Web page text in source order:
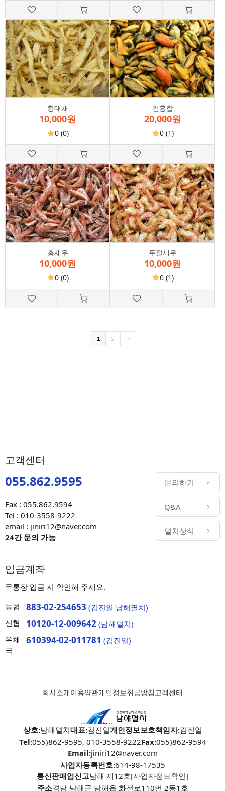
황태채
10,000원
0 (0)
건홍합
20,000원
0 (1)
홍새우
10,000원
0 (0)
두절새우
10,000원
0 (1)
1 2 >>
고객센터
055.862.9595
Fax : 055.862.9594
Tel : 010-3558-9222
email : jiniri12@naver.com
24간 문의 가능
문의하기
Q&A
멸치상식
입금계좌
무통장 입금 시 확인해 주세요.
농협
883-02-254653 (김진일 남해멸치)
신협
10120-12-009642 (남해멸치)
우체
국
610394-02-011781 (김진일)
회사소개이용약관개인정보취급방침 고객센터
상호:남해멸치대표:김진일개인정보보호책임자:김진일
Tel:055)862-9595, 010-3558-9222Fax:055)862-9594
Email:jiniri12@naver.com
사업자등록번호:614-98-17535
통신판매업신고남해 제12호[사업자정보확인]
주소경남 남해군 남해읍 화전로110번 2동1호